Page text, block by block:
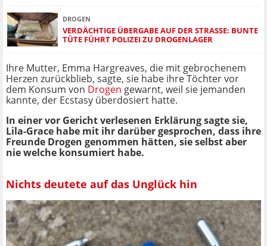
DROGEN
VERDÄCHTIGE ÜBERGABE AUF DER STRASSE: BUNTE T
ÜTE FÜHRT POLIZEI ZU DROGENLAGER
Ihre Mutter, Emma Hargreaves, die mit gebrochenem
Herzen zurückblieb, sagte, sie habe ihre Töchter vor
dem Konsum von Drogen gewarnt, weil sie jemanden
kannte, der Ecstasy überdosiert hatte.
In einer vor Gericht verlesenen Erklärung sagte sie,
Lila-Grace habe mit ihr darüber gesprochen, dass ihre
Freunde Drogen genommen hätten, sie selbst aber
nie welche konsumiert habe.
Nichts deutete auf das Unglück hin